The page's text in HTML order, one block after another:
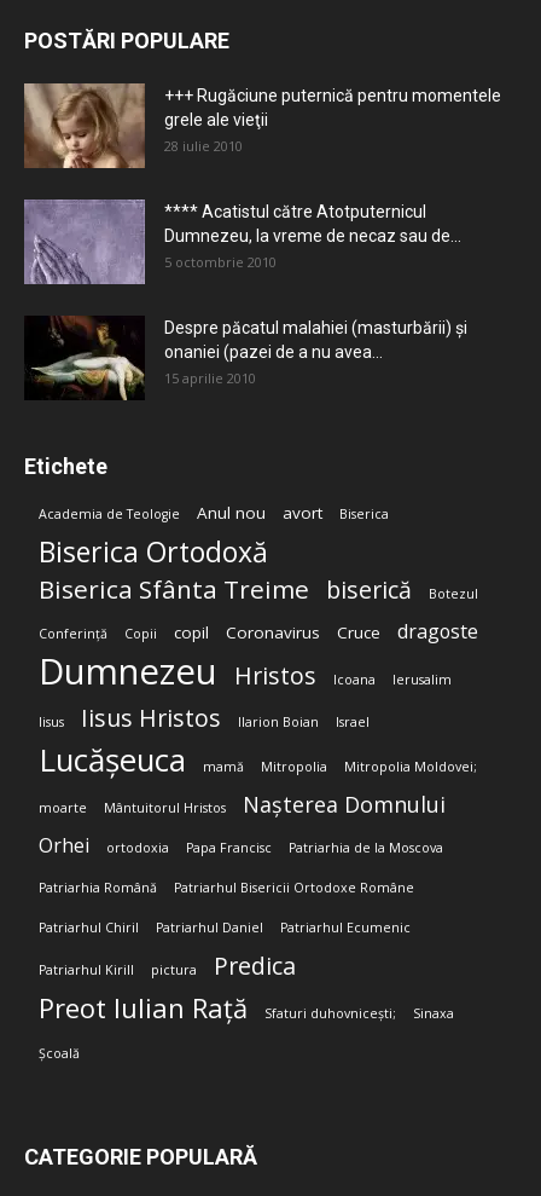
POSTĂRI POPULARE
+++ Rugăciune puternică pentru momentele
grele ale vieţii
28 iulie 2010
**** Acatistul către Atotputernicul
Dumnezeu, la vreme de necaz sau de...
5 octombrie 2010
Despre păcatul malahiei (masturbării) şi
onaniei (pazei de a nu avea...
15 aprilie 2010
Etichete
Academia de Teologie Anul nou avort Biserica
Biserica Ortodoxă
Biserica Sfânta Treime biserică Botezul
Conferință Copii copil Coronavirus Cruce dragoste
Dumnezeu Hristos Icoana Ierusalim
Iisus Iisus Hristos Ilarion Boian Israel
Lucășeuca mamă Mitropolia Mitropolia Moldovei;
moarte Mântuitorul Hristos Nașterea Domnului
Orhei ortodoxia Papa Francisc Patriarhia de la Moscova
Patriarhia Română Patriarhul Bisericii Ortodoxe Române
Patriarhul Chiril Patriarhul Daniel Patriarhul Ecumenic
Patriarhul Kirill pictura Predica
Preot Iulian Rață Sfaturi duhovnicești; Sinaxa
Școală
CATEGORIE POPULARĂ